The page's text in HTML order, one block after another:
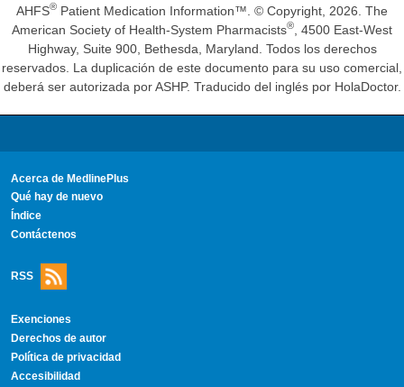
AHFS® Patient Medication Information™. © Copyright, 2026. The
American Society of Health-System Pharmacists®
, 4500 East-West
Highway, Suite 900, Bethesda, Maryland. Todos los derechos
reservados. La duplicación de este documento para su uso comercial,
deberá ser autorizada por ASHP. Traducido del inglés por HolaDoctor.
Acerca de MedlinePlus
Qué hay de nuevo
Índice
Contáctenos
RSS
Exenciones
Derechos de autor
Política de privacidad
Accesibilidad